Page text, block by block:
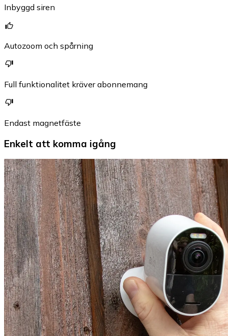
Inbyggd siren
Autozoom och spårning
Full funktionalitet kräver abonnemang
Endast magnetfäste
Enkelt att komma igång